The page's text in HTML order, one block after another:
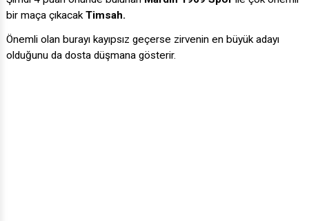
bir maça çıkacakTimsah.
Önemli olan burayı kayıpsız geçerse zirvenin en büyük adayı
olduğunu da dosta düşmana gösterir.